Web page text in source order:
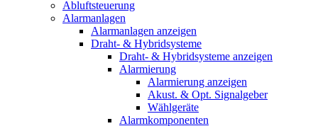
Abluftsteuerung
Alarmanlagen
Alarmanlagen anzeigen
Draht- & Hybridsysteme
Draht- & Hybridsysteme anzeigen
Alarmierung
Alarmierung anzeigen
Akust. & Opt. Signalgeber
Wählgeräte
Alarmkomponenten